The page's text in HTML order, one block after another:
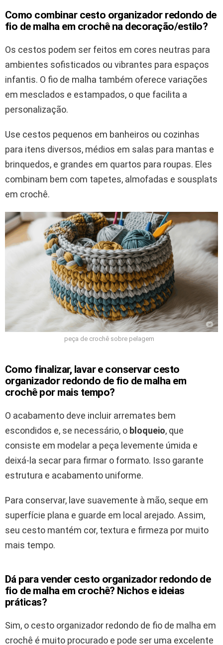
Como combinar cesto organizador redondo de
fio de malha em crochê na decoração/estilo?
Os cestos podem ser feitos em cores neutras para
ambientes sofisticados ou vibrantes para espaços
infantis. O fio de malha também oferece variações
em mesclados e estampados, o que facilita a
personalização.
Use cestos pequenos em banheiros ou cozinhas
para itens diversos, médios em salas para mantas e
brinquedos, e grandes em quartos para roupas. Eles
combinam bem com tapetes, almofadas e sousplats
em crochê.
peça de crochê sobre pelagem
Como finalizar, lavar e conservar cesto
organizador redondo de fio de malha em
crochê por mais tempo?
O acabamento deve incluir arremates bem
escondidos e, se necessário, o bloqueio, que
consiste em modelar a peça levemente úmida e
deixá-la secar para firmar o formato. Isso garante
estrutura e acabamento uniforme.
Para conservar, lave suavemente à mão, seque em
superfície plana e guarde em local arejado. Assim,
seu cesto mantém cor, textura e firmeza por muito
mais tempo.
Dá para vender cesto organizador redondo de
fio de malha em crochê? Nichos e ideias
práticas?
Sim, o cesto organizador redondo de fio de malha em
crochê é muito procurado e pode ser uma excelente